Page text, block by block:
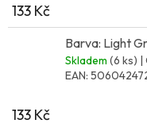
133 Kč
Barva: Light
Skladem (6 ks) |
EAN:
133 Kč